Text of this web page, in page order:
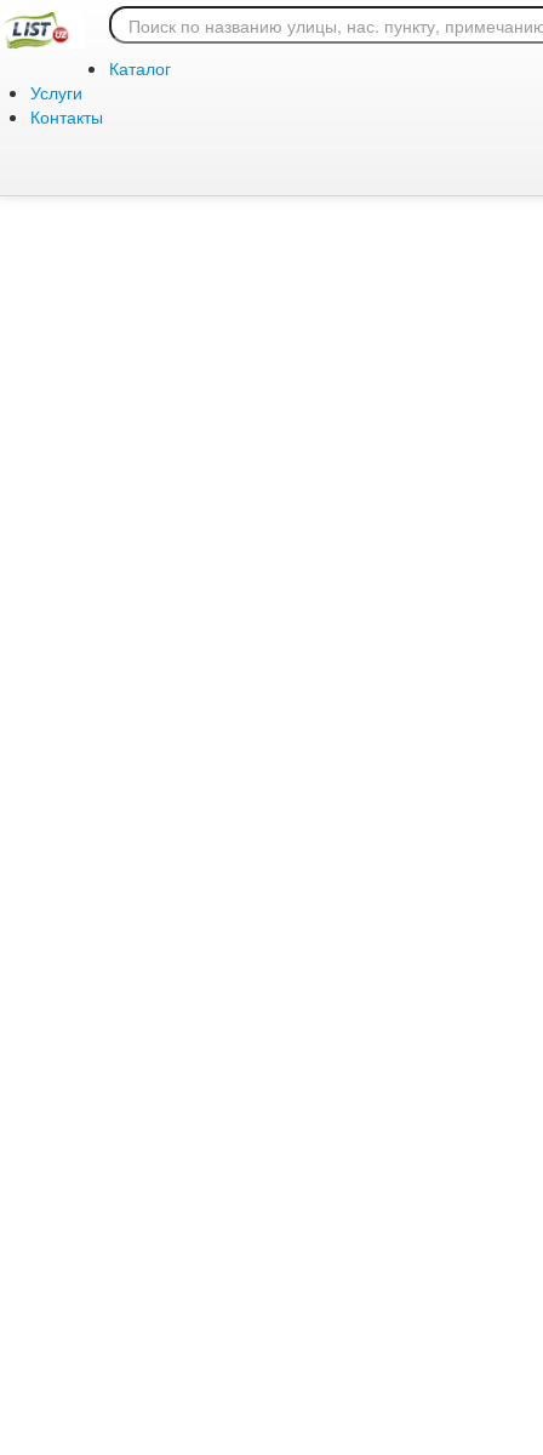
Каталог
Услуги
Контакты
Ошибка 404: страница